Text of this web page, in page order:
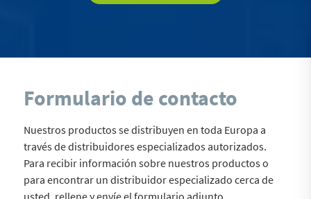
Formulario de contacto
Nuestros productos se distribuyen en toda Europa a
través de distribuidores especializados autorizados.
Para recibir información sobre nuestros productos o
para encontrar un distribuidor especializado cerca de